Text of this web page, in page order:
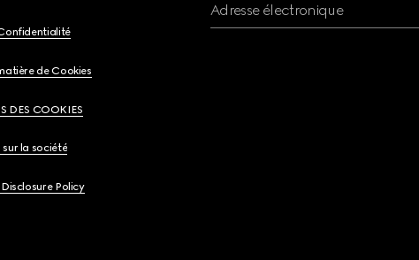
de Cookies
DES COOKIES
la société
Policy
Adresse électronique